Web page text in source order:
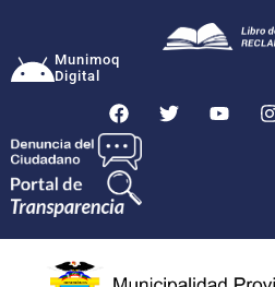
Munimoq
Digital